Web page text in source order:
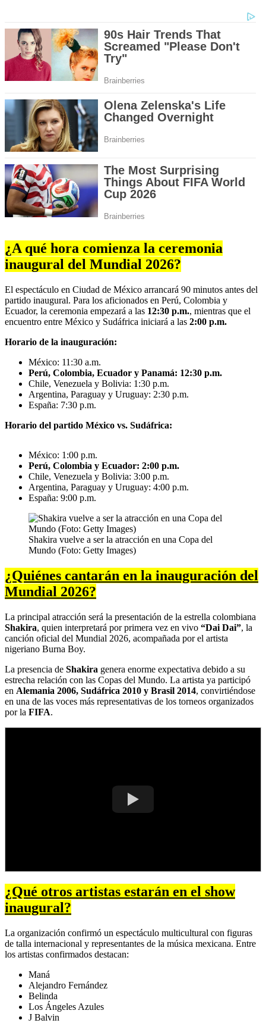
¿A qué hora comienza la ceremonia
inaugural del Mundial 2026?
El espectáculo en Ciudad de México arrancará 90 minutos antes del
partido inaugural. Para los aficionados en Perú, Colombia y
Ecuador, la ceremonia empezará a las 12:30 p.m., mientras que el
encuentro entre México y Sudáfrica iniciará a las 2:00 p.m.
Horario de la inauguración:
México: 11:30 a.m.
Perú, Colombia, Ecuador y Panamá: 12:30 p.m.
Chile, Venezuela y Bolivia: 1:30 p.m.
Argentina, Paraguay y Uruguay: 2:30 p.m.
España: 7:30 p.m.
Horario del partido México vs. Sudáfrica:
México: 1:00 p.m.
Perú, Colombia y Ecuador: 2:00 p.m.
Chile, Venezuela y Bolivia: 3:00 p.m.
Argentina, Paraguay y Uruguay: 4:00 p.m.
España: 9:00 p.m.
Shakira vuelve a ser la atracción en una Copa del
Mundo (Foto: Getty Images)
¿Quiénes cantarán en la inauguración del
Mundial 2026?
La principal atracción será la presentación de la estrella colombiana
Shakira, quien interpretará por primera vez en vivo “Dai Dai”, la
canción oficial del Mundial 2026, acompañada por el artista
nigeriano Burna Boy.
La presencia de Shakira genera enorme expectativa debido a su
estrecha relación con las Copas del Mundo. La artista ya participó
en Alemania 2006, Sudáfrica 2010 y Brasil 2014, convirtiéndose
en una de las voces más representativas de los torneos organizados
por la FIFA.
¿Qué otros artistas estarán en el show
inaugural?
La organización confirmó un espectáculo multicultural con figuras
de talla internacional y representantes de la música mexicana. Entre
los artistas confirmados destacan:
Maná
Alejandro Fernández
Belinda
Los Ángeles Azules
J Balvin